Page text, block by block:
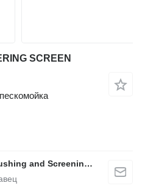
SCREEN
FABO Mobile & Stationary Crushing and Screening Plants | Concrete Batching Plants Manufacturer